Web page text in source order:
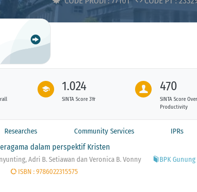
1.024
SINTA Score 3Yr
470
SINTA Score
Productivity
Researches Community Services IPRs
dalam perspektif Kristen
Adri B. Setiawan dan Veronica B. Vonny
BPK
ISBN : 9786022315575